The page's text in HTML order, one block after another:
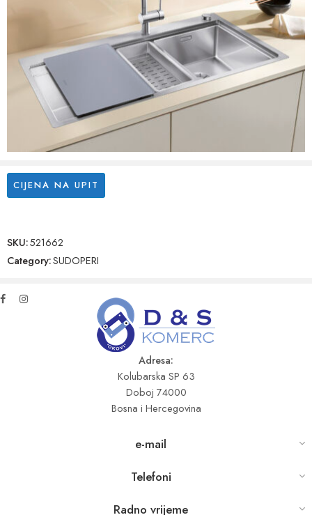
CIJENA NA UPIT
SKU:521662
Category:SUDOPERI
Adresa:
Kolubarska SP 63
Doboj 74000
Bosna i Hercegovina
e-mail
Telefoni
Radno vrijeme